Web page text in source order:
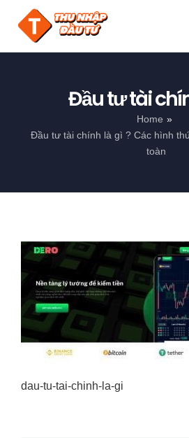
content
Người mới
Kiến thức
Search
Đầu tư tài
Home
Đầu tư tài chính là gì ? Các hình
toàn
dau-tu-tai-chinh-la-gi